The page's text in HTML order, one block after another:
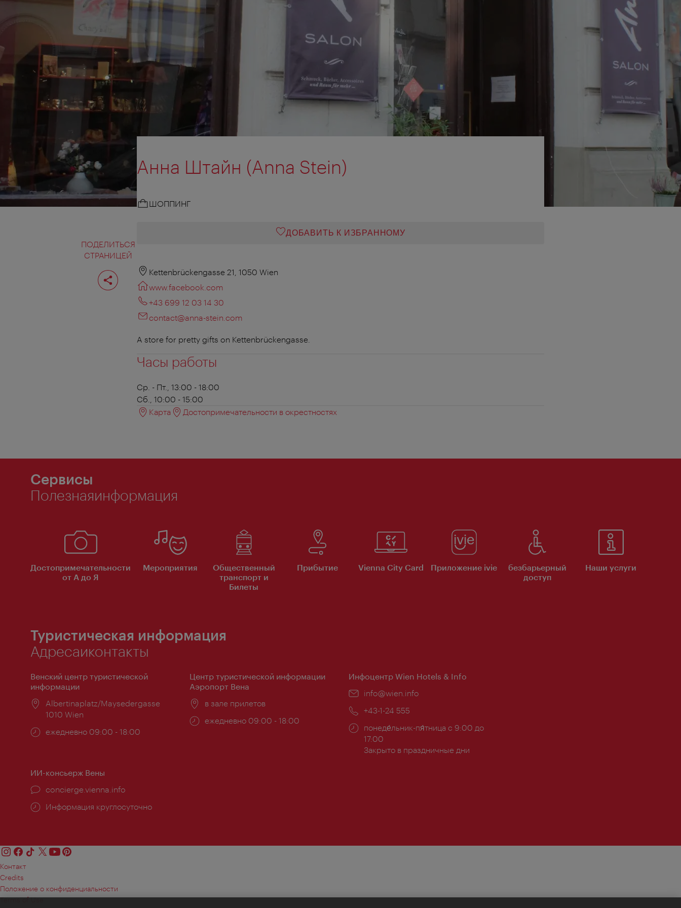
ПОДЕЛИТЬСЯ
СТРАНИЦЕЙ
Поделиться
страницей
Анна Штайн (Anna Stein)
ШОППИНГ
ДОБАВИТЬ К ИЗБРАННОМУ
Kettenbrückengasse 21, 1050 Wien
www.facebook.com
+43 699 12 03 14 30
contact@anna-stein.com
A store for pretty gifts on Kettenbrückengasse.
Часы работы
Ср. - Пт., 13:00 - 18:00
Сб., 10:00 - 15:00
Карта
Достопримечательности в окрестностях
Сервисы
Полезнаяинформация
Достопримечательности
от А до Я
Мероприятия
Общественный
транспорт и
Билеты
Прибытие Vienna City Card Приложение ivie
безбарьерный
доступ
Наши услуги
Туристическая информация
Адресаиконтакты
Венский центр туристической
информации
Расположение:
Albertinaplatz/Maysedergasse
1010 Wien
Часы
ежедневно 09:00 - 18:00
Центр туристической информации
Аэропорт Вена
Расположение:
в зале прилетов
Часы
ежедневно 09:00 - 18:00
Инфоцентр Wien Hotels & Info
Эл.
info@wien.info
Телефон:
+43-1-24 555
Часы
работы:
понеде́льник-пя́тница с 9:00 до
17:00
Закрыто в праздничные дни
ИИ-консьерж Вены
concierge.vienna.info
Информация круглосуточно
Контакт
Credits
Положение о конфиденциальности
Terms of Use